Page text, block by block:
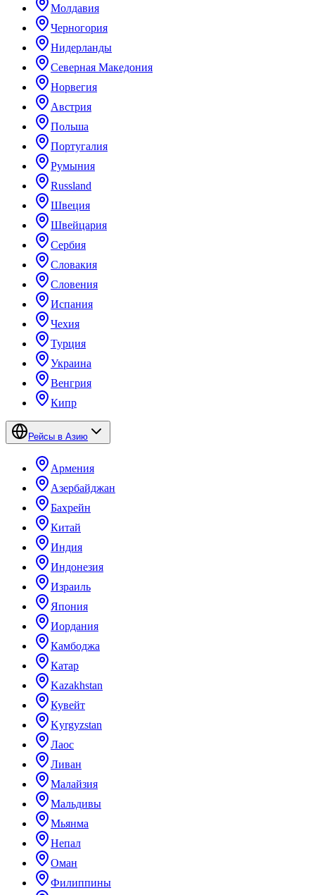
Молдавия
Черногория
Нидерланды
Северная Македония
Норвегия
Австрия
Польша
Португалия
Румыния
Russland
Швеция
Швейцария
Сербия
Словакия
Словения
Испания
Чехия
Турция
Украина
Венгрия
Кипр
Рейсы в Азию
Армения
Азербайджан
Бахрейн
Китай
Индия
Индонезия
Израиль
Япония
Иордания
Камбоджа
Катар
Kazakhstan
Кувейт
Kyrgyzstan
Лаос
Ливан
Малайзия
Мальдивы
Мьянма
Непал
Оман
Филиппины